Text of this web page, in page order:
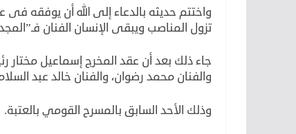
واختتم حديثه بالدعاء إلى الله أن يوفقه فى
تزول المناصب ويبقى الإنسان الفنان
جاء ذلك بعد أن عقد المخرج إسماعيل مختار
والفنان محمد رضوان، والفنان خالد عبد
وذلك الأحد السابق بالمسرح القومي بالعتبة.